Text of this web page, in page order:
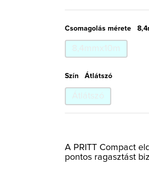
Csomagolás mérete
Szín Átlátszó
A PRITT Compact
pontos ragasztást